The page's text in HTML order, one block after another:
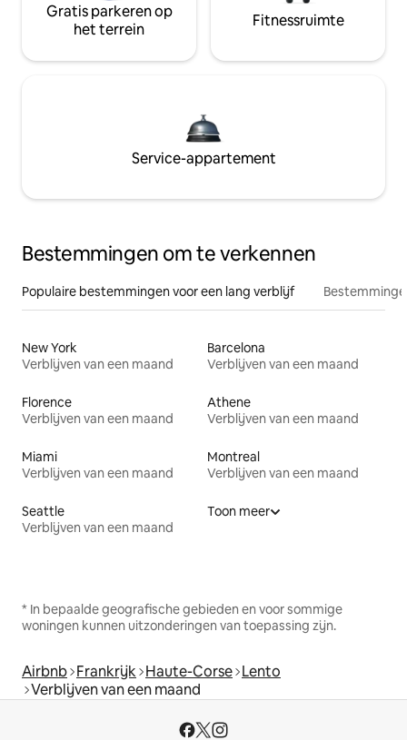
Gratis parkeren op
het terrein
Fitnessruimte
Service-appartement
Bestemmingen om te verkennen
Populaire bestemmingen voor een lang verblijf
New York
Verblijven van een maand
Barcelona
Verblijven van een maand
Florence
Verblijven van een maand
Athene
Verblijven van een maand
Miami
Verblijven van een maand
Montreal
Verblijven van een maand
Seattle
Verblijven van een maand
Toon meer
* In bepaalde geografische gebieden en voor sommige
woningen kunnen uitzonderingen van toepassing zijn.
Airbnb Frankrijk Haute-Corse Lento
Verblijven van een maand